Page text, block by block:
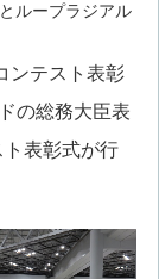
ループラジアル
ンテスト表彰
の総務大臣表
表彰式が行